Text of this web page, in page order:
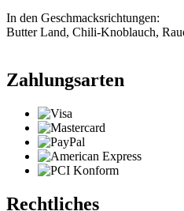
In den Geschmacksrichtungen:
Butter Land, Chili-Knoblauch,
Zahlungsarten
Rechtliches